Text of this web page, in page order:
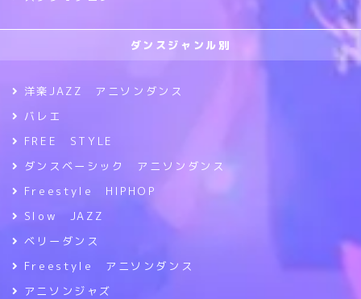
ダンスジャンル別
洋楽JAZZ アニソンダンス
バレエ
FREE STYLE
ダンスベーシック アニソンダンス
Freestyle HIPHOP
Slow JAZZ
ベリーダンス
Freestyle アニソンダンス
アニソンジャズ